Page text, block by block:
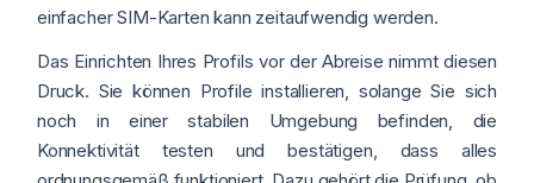
einfacher SIM-Karten kann zeitaufwendig werden.
Das Einrichten Ihres Profils vor der Abreise nimmt diesen
Druck. Sie können Profile installieren, solange Sie sich
noch in einer stabilen Umgebung befinden, die
Konnektivität testen und bestätigen, dass alles